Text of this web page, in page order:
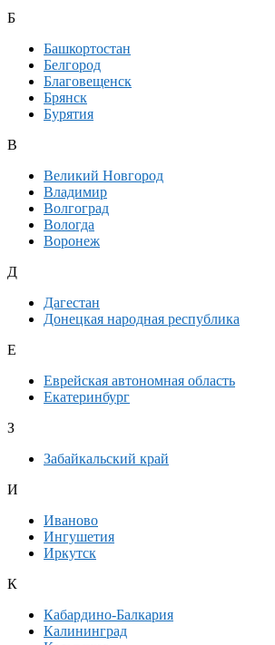
Б
Башкортостан
Белгород
Благовещенск
Брянск
Бурятия
В
Великий Новгород
Владимир
Волгоград
Вологда
Воронеж
Д
Дагестан
Донецкая народная республика
Е
Еврейская автономная область
Екатеринбург
З
Забайкальский край
И
Иваново
Ингушетия
Иркутск
К
Кабардино-Балкария
Калининград